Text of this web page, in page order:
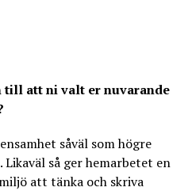
till att ni valt er nuvarande
såväl som högre
så ger hemarbetet en
att tänka och skriva